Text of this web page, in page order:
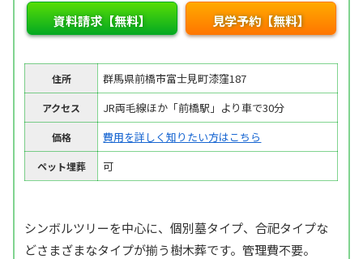
資料請求【無料】 見学予約【無料】
住所 群馬県前橋市富士見町漆窪187
アクセス JR両毛線ほか「前橋駅」より車で30分
価格 費用を詳しく知りたい方はこちら
ペット埋葬 可
シンボルツリーを中心に、個別墓タイプ、合祀タイプな
どさまざまなタイプが揃う樹木葬です。管理費不要。